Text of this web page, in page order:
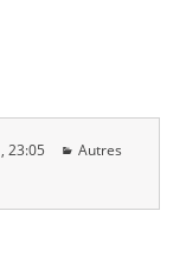
, 23:05
Autres